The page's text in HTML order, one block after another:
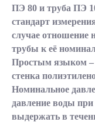
ПЭ 80 и труба ПЭ
стандарт
случае отношение
трубы к её
Простым языком –
стенка
Номинальное
давление воды
выдержать в